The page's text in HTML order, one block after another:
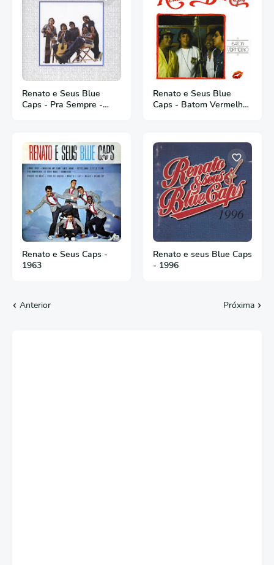
Renato e Seus Blue
Caps - Pra Sempre -
Renato e Seus Blue
Caps - Batom Vermelho
Renato e Seus Caps -
1963
Renato e seus Blue Caps
- 1996
Anterior Próxima